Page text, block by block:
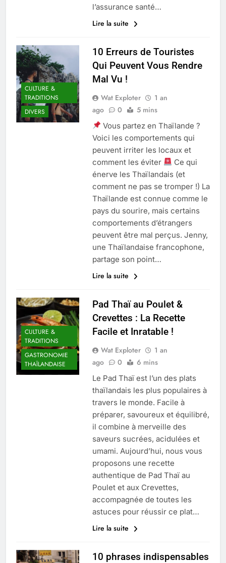
l’assurance santé…
Lire la suite
CULTURE &
TRADITIONS
DIVERS
10 Erreurs de Touristes
Qui Peuvent Vous Rendre
Mal Vu !
Wat Exploter
1 an
ago
0 5 mins
Vous partez en Thaïlande ?
Voici les comportements qui
peuvent irriter les locaux et
comment les éviter
Ce qui
énerve les Thaïlandais (et
comment ne pas se tromper !) La
Thaïlande est connue comme le
pays du sourire, mais certains
comportements d’étrangers
peuvent être mal perçus. Jenny,
une Thaïlandaise francophone,
partage son point…
Lire la suite
CULTURE &
TRADITIONS
GASTRONOMIE
THAÏLANDAISE
Pad Thaï au Poulet &
Crevettes : La Recette
Facile et Inratable !
Wat Exploter
1 an
ago
0 6 mins
Le Pad Thaï est l’un des plats
thaïlandais les plus populaires à
travers le monde. Facile à
préparer, savoureux et équilibré,
il combine à merveille des
saveurs sucrées, acidulées et
umami. Aujourd’hui, nous vous
proposons une recette
authentique de Pad Thaï au
Poulet et aux Crevettes,
accompagnée de toutes les
astuces pour réussir ce plat…
Lire la suite
10 phrases indispensables